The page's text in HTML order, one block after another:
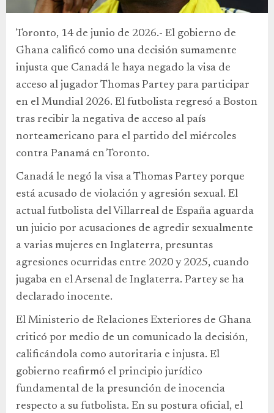
Toronto, 14 de junio de 2026.- El gobierno de
Ghana calificó como una decisión sumamente
injusta que Canadá le haya negado la visa de
acceso al jugador Thomas Partey para participar
en el Mundial 2026. El futbolista regresó a Boston
tras recibir la negativa de acceso al país
norteamericano para el partido del miércoles
contra Panamá en Toronto.
Canadá le negó la visa a Thomas Partey porque
está acusado de violación y agresión sexual. El
actual futbolista del Villarreal de España aguarda
un juicio por acusaciones de agredir sexualmente
a varias mujeres en Inglaterra, presuntas
agresiones ocurridas entre 2020 y 2025, cuando
jugaba en el Arsenal de Inglaterra. Partey se ha
declarado inocente.
El Ministerio de Relaciones Exteriores de Ghana
criticó por medio de un comunicado la decisión,
calificándola como autoritaria e injusta. El
gobierno reafirmó el principio jurídico
fundamental de la presunción de inocencia
respecto a su futbolista. En su postura oficial, el